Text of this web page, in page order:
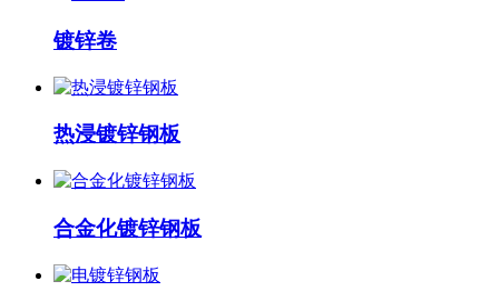
镀锌卷
热浸镀锌钢板
合金化镀锌钢板